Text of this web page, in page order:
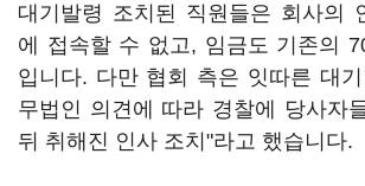
대기발령 조치된 직원들은 회사의
에 접속할 수 없고, 임금도 기존의
입니다. 다만 협회 측은 잇따른 대
무법인 의견에 따라 경찰에 당사자
뒤 취해진 인사 조치"라고 했습니다.